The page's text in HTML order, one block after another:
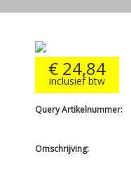
€ 24,84
inclusief btw
Query Artikelnummer:
Omschrijving: